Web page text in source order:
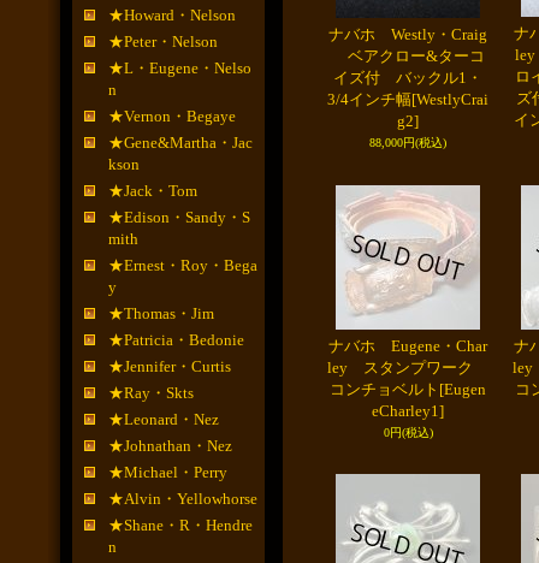
★Howard・Nelson
★Peter・Nelson
★L・Eugene・Nelso
n
★Vernon・Begaye
★Gene&Martha・Jac
kson
★Jack・Tom
★Edison・Sandy・S
mith
★Ernest・Roy・Bega
y
★Thomas・Jim
★Patricia・Bedonie
★Jennifer・Curtis
★Ray・Skts
★Leonard・Nez
★Johnathan・Nez
★Michael・Perry
★Alvin・Yellowhorse
★Shane・R・Hendre
n
ナバホ Westly・Craig
ベアクロー&ターコ
イズ付 バックル1・
3/4インチ幅[WestlyCrai
g2]
88,000円(税込)
ナ
ロ
ズ
イ
ナバホ Eugene・Char
ley スタンプワーク
コンチョベルト [Eugen
eCharley1]
0円(税込)
ナ
コ